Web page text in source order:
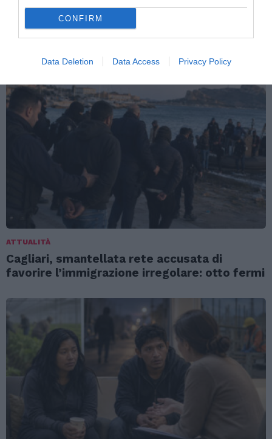
CONFIRM
Data Deletion Data Access Privacy Policy
ANCHE:
ATTUALITÀ
Cagliari, smantellata rete accusata di
favorire l’immigrazione irregolare: otto fermi